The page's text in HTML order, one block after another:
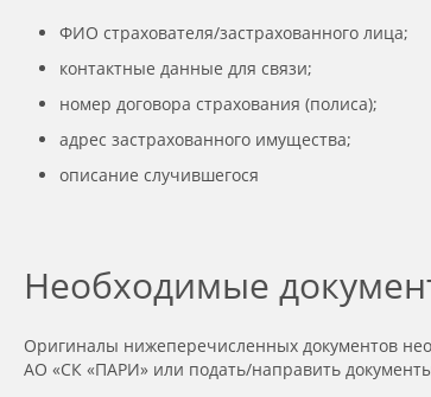
ФИО страхователя/застрахованного лица;
контактные данные для связи;
номер договора страхования (полиса);
адрес застрахованного имущества;
описание случившегося
Необходимые
Оригиналы нижеперечисленных документов
АО «СК «ПАРИ» или подать/направить